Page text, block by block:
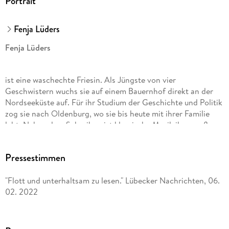
Fenja Lüders
Fenja Lüders
ist eine waschechte Friesin. Als Jüngste von vier
Geschwistern wuchs sie auf einem Bauernhof direkt an der
Nordseeküste auf. Für ihr Studium der Geschichte und Politik
zog sie nach Oldenburg, wo sie bis heute mit ihrer Familie
lebt. Neben dem Schreiben ist klassische Musik ihre große
Pressestimmen
"Flott und unterhaltsam zu lesen." Lübecker Nachrichten, 06.
02. 2022